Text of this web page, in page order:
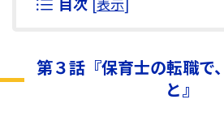
第３話『保育士の転職で
と』